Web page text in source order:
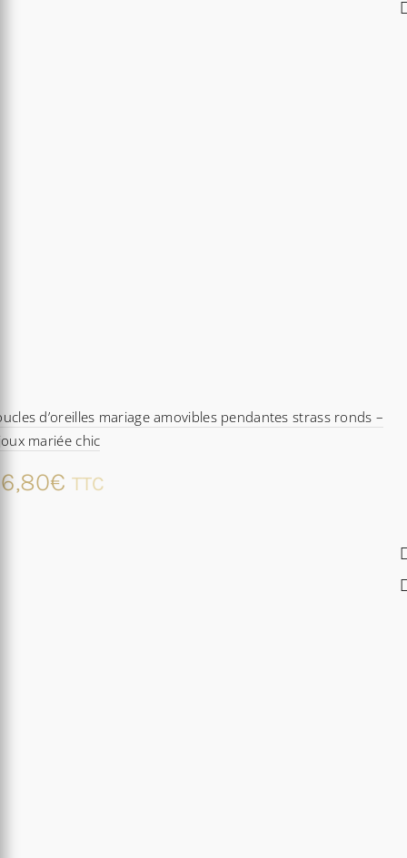
d’oreilles mariage amovibles pendantes strass ronds –
mariée chic
€ TTC